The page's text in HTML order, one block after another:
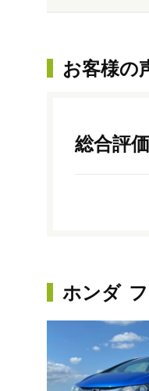
お客様の
総合評価
ホンダ